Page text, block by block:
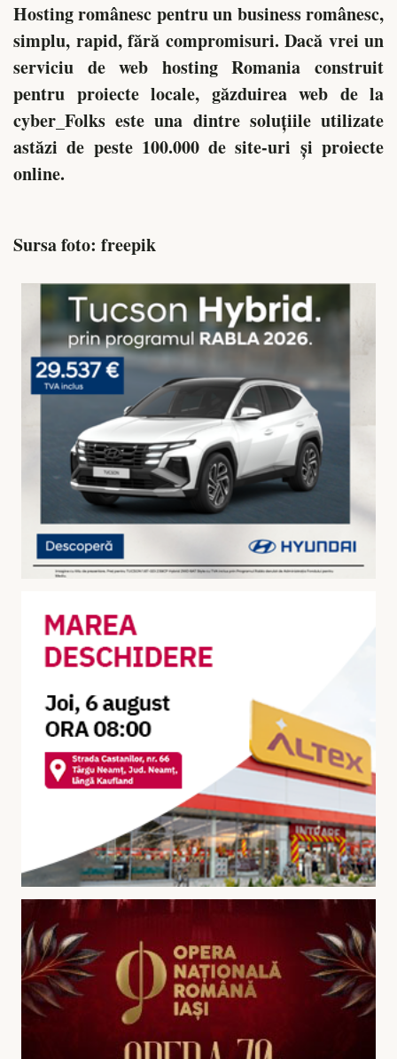
Hosting românesc pentru un business românesc,
simplu, rapid, fără compromisuri. Dacă vrei un
serviciu de web hosting Romania construit
pentru proiecte locale, găzduirea web de la
cyber_Folks este una dintre soluțiile utilizate
astăzi de peste 100.000 de site-uri și proiecte
online.
Sursa foto: freepik